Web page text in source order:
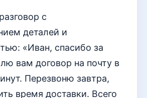
с
деталей и
«Иван, спасибо за
вам договор на почту в
Перезвоню завтра,
время доставки. Всего